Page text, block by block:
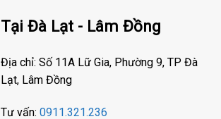
Tại Đà Lạt - Lâm Đồng
Địa chỉ: Số 11A Lữ Gia, Phường 9, TP Đà
Lạt, Lâm Đồng
Tư vấn: 0911.321.236